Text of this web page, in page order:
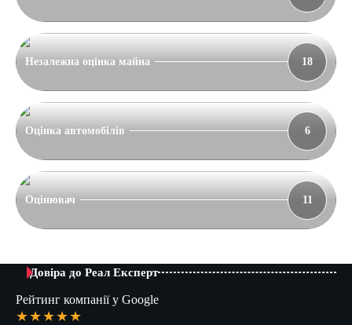
Незалежна оцінка майна 18
Оцінка автомобілів 6
Оцінювач 11
Довіра до Реал Експерт
Рейтинг компанії у Google
★★★★★